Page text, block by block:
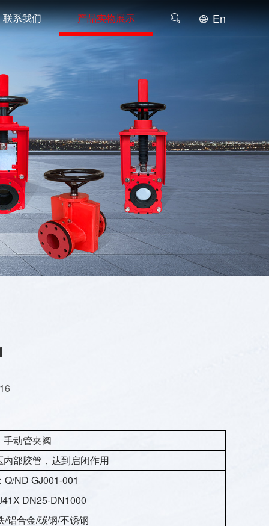
联系我们 产品实物展示 En
手动管夹阀
部胶管，达到启闭作用
Q/ND GJ001-001
DN25-DN1000
/铝合金/碳钢/不锈钢